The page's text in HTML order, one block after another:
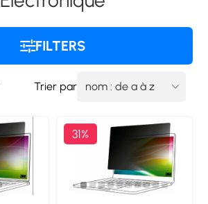
FILTERS
Trier par
31%